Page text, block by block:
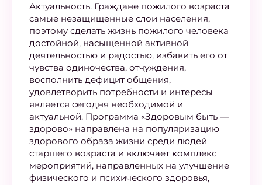
Актуальность. Граждане пожилого возраста
самые незащищенные слои населения,
поэтому сделать жизнь пожилого человека
достойной, насыщенной активной
деятельностью и радостью, избавить его от
чувства одиночества, отчуждения,
восполнить дефицит общения,
удовлетворить потребности и интересы
является сегодня необходимой и
актуальной. Программа «Здоровым быть —
здорово» направлена на популяризацию
здорового образа жизни среди людей
старшего возраста и включает комплекс
мероприятий, направленных на улучшение
физического и психического здоровья,